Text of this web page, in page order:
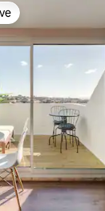
të klientëve